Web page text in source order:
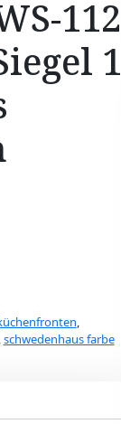
112
1
,
,schwedenhaus farbe